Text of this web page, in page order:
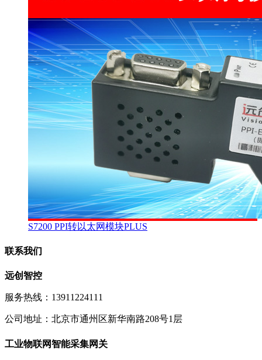
S7200 PPI转以太网模块PLUS
联系我们
远创智控
服务热线：13911224111
公司地址：北京市通州区新华南路208号1层
工业物联网智能采集网关